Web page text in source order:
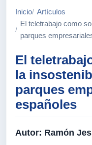
Inicio
Artículos
El teletrabajo como
parques
El
la
parques
españoles
Autor: Ramón